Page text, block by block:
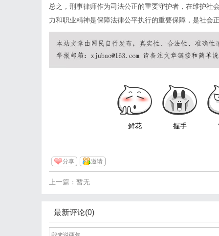
总之，刑事律师作为司法公正的重要守护者，在维护社
力和职业精神是保障法律公平执行的重要保障，是社会
鲜花 握手
分享 邀请
上一篇：暂无
最新评论(0)